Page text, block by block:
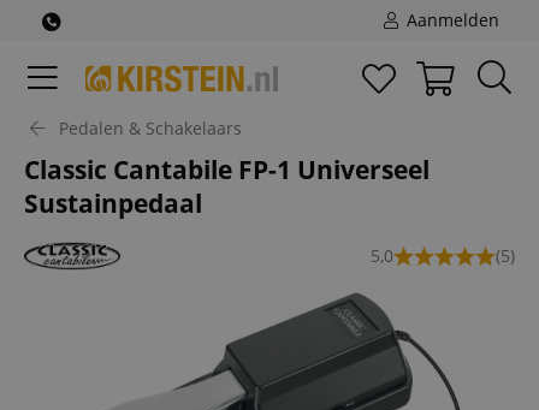
Aanmelden
Pedalen & Schakelaars
Classic Cantabile FP-1 Universeel
Sustainpedaal
5,0 (5)